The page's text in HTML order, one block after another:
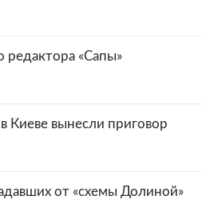
редактора «Сапы»
Киеве вынесли приговор
от «схемы Долиной»